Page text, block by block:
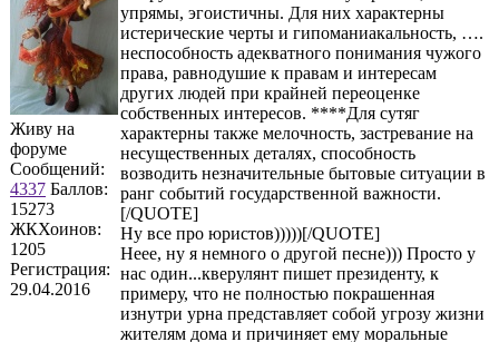
Живу на
форуме
Сообщений:
4337 Баллов:
15273
ЖКХоинов:
1205
Регистрация:
29.04.2016
упрямы, эгоистичны. Для них характерны
истерические черты и гипоманиакальность, ….
неспособность адекватного понимания чужого
права, равнодушие к правам и интересам
других людей при крайней переоценке
собственных интересов. ****Для сутяг
характерны также мелочность, застревание на
несущественных деталях, способность
возводить незначительные бытовые ситуации в
ранг событий государственной важности.
[/QUOTE]
Ну все про юристов)))))[/QUOTE]
Неее, ну я немного о другой песне))) Просто у
нас один...кверулянт пишет президенту, к
примеру, что не полностью покрашенная
изнутри урна представляет собой угрозу жизни
жителям дома и причиняет ему моральные